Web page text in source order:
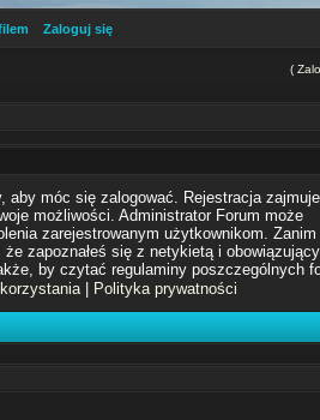
Zaloguj się
(
aby móc się zalogować. Rejestracja
możliwości. Administrator Forum może
zarejestrowanym użytkownikom.
zapoznałeś się z netykietą i
by czytać regulaminy poszczególnych
| Polityka prywatności